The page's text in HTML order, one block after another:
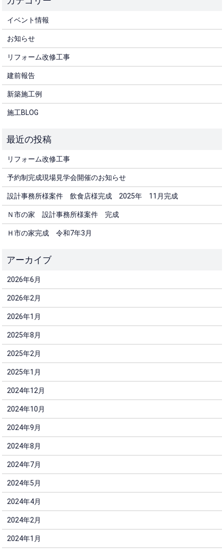
イベント情報
お知らせ
リフォーム改修工事
建前報告
新築施工例
施工BLOG
リフォーム改修工事
予約制完成現場見学会開催のお知らせ
設計事務所様案件 飲食店様完成 2025年 11月完成
Ｎ市の家 設計事務所様案件 完成
Ｈ市の家完成 令和7年3月
2026年6月
2026年2月
2026年1月
2025年8月
2025年2月
2025年1月
2024年12月
2024年10月
2024年9月
2024年8月
2024年7月
2024年5月
2024年4月
2024年2月
2024年1月